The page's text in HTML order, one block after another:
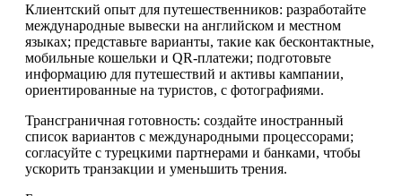
Клиентский опыт для путешественников: разработайте
международные вывески на английском и местном
языках; представьте варианты, такие как бесконтактные,
мобильные кошельки и QR-платежи; подготовьте
информацию для путешествий и активы кампании,
ориентированные на туристов, с фотографиями.
Трансграничная готовность: создайте иностранный
список вариантов с международными процессорами;
согласуйте с турецкими партнерами и банками, чтобы
ускорить транзакции и уменьшить трения.